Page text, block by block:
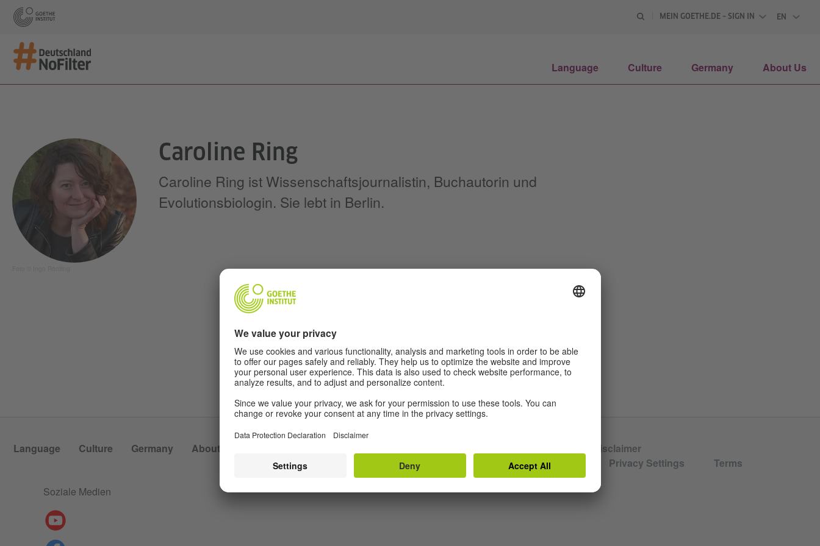
MEIN GOETHE.DE – SIGN IN
EN
Language Culture Germany About Us
Caroline Ring
Caroline Ring ist Wissenschaftsjournalistin, Buchautorin und
Evolutionsbiologin. Sie lebt in Berlin.
REDAKTION UND AUTOR*INNEN
Language Culture Germany About Us
Disclaimer
Data Protection Declaration
Privacy Settings Terms
Soziale Medien